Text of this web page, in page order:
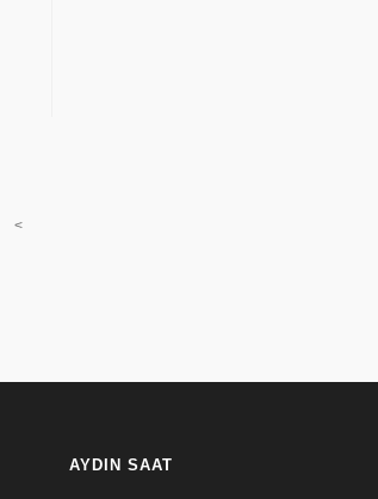
<
AYDIN SAAT